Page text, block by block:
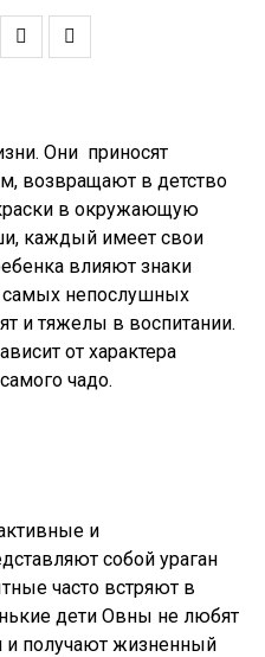
Они приносят
возвращают в детство
в окружающую
каждый имеет свои
влияют знаки
непослушных
и тяжелы в воспитании.
от характера
чадо.
и
собой ураган
часто встряют в
дети Овны не любят
и получают жизненный